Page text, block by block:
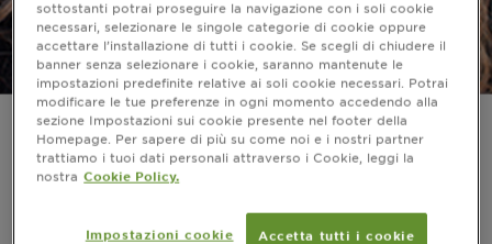
Ecco cosa sapere sulla
tecnica di schiaritura
Ombrè per i capelli
sottostanti potrai proseguire la navigazione con i soli cookie
necessari, selezionare le singole categorie di cookie oppure
accettare l’installazione di tutti i cookie. Se scegli di chiudere il
banner senza selezionare i cookie, saranno mantenute le
impostazioni predefinite relative ai soli cookie necessari. Potrai
modificare le tue preferenze in ogni momento accedendo alla
sezione Impostazioni sui cookie presente nel footer della
Homepage. Per sapere di più su come noi e i nostri partner
trattiamo i tuoi dati personali attraverso i Cookie, leggi la
nostra Cookie Policy.
Impostazioni cookie Accetta tutti i cookie